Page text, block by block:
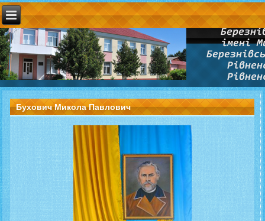
Бухович Микола Павлович